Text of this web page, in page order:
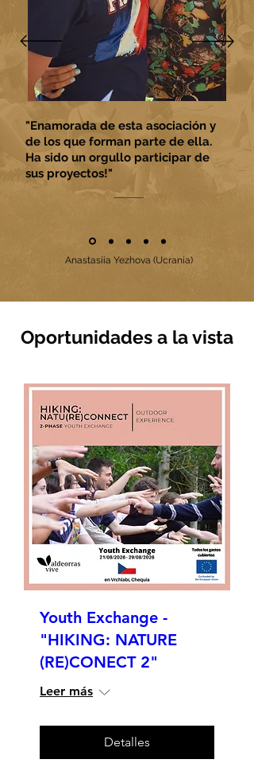
"Enamorada de esta asociación y
de los que forman parte de ella.
Ha sido un orgullo participar de
sus proyectos!"
Anastasiia Yezhova (Ucrania)
Oportunidades a la vista
Youth Exchange -
"HIKING: NATURE
(RE)CONECT 2"
Leer más
Detalles